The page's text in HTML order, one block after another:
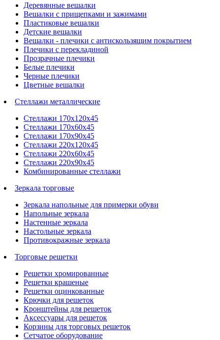
Деревянные вешалки
Вешалки с прищепками и зажимами
Пластиковые вешалки
Детские вешалки
Вешалки - плечики с антискользящим покрытием
Плечики с перекладиной
Прозрачные плечики
Белые плечики
Черные плечики
Цветные вешалки
Стеллажи металлические
Стеллажи 170х120х45
Стеллажи 170х60х45
Стеллажи 170х90х45
Стеллажи 220х120х45
Стеллажи 220х60х45
Стеллажи 220х90х45
Комбинированные стеллажи
Зеркала торговые
Зеркала напольные для примерки обуви
Напольные зеркала
Настенные зеркала
Настольные зеркала
Противокражные зеркала
Торговые решетки
Решетки хромированные
Решетки крашеные
Решетки оцинкованные
Крючки для решеток
Кронштейны для решеток
Аксессуары для решеток
Корзины для торговых решеток
Сетчатое оборудование